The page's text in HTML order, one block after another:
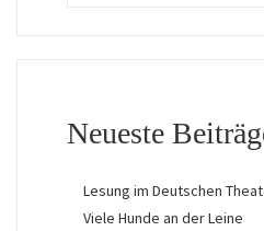
Neueste
Lesung im Deutschen
Viele Hunde an der Leine